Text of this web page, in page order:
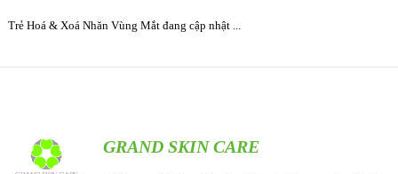
Trẻ Hoá & Xoá Nhăn Vùng Mắt đang cập nhật ...
GRAND SKIN CARE